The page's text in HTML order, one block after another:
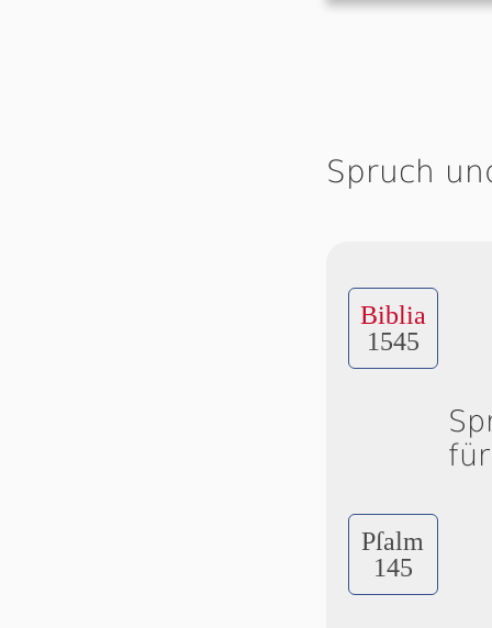
Spruch
Biblia
1545
Pſalm
145